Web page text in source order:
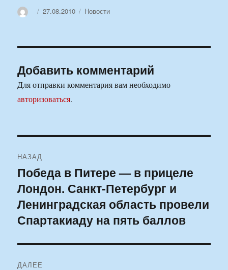
АвторОпубликовано
27.08.2010 Рубрики
Новости
Добавить комментарий
Для отправки комментария вам необходимо
авторизоваться.
по
записям
НАЗАД
Предыдущая
запись:
Победа в Питере — в прицеле
Лондон. Санкт-Петербург и
Ленинградская область провели
Спартакиаду на пять баллов
ДАЛЕЕ